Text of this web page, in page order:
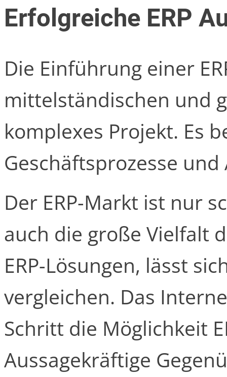
Erfolgreiche ERP
Die Einführung einer
mittelständischen und
komplexes Projekt. Es
Geschäftsprozesse
Der ERP-Markt ist nur
auch die große Vielfalt
ERP-Lösungen, lässt
vergleichen. Das
Schritt die Möglichkeit
Aussagekräftige